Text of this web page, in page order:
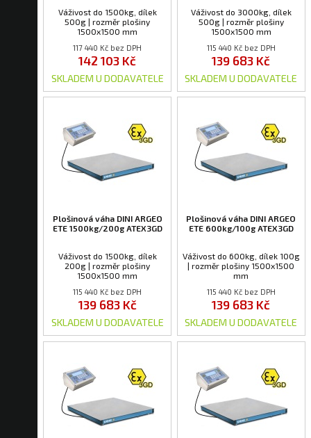
Váživost do 1500kg, dílek
500g | rozměr plošiny
1500x1500 mm
117 440 Kč bez DPH
142 103 Kč
SKLADEM U DODAVATELE
Váživost do 3000kg, dílek
500g | rozměr plošiny
1500x1500 mm
115 440 Kč bez DPH
139 683 Kč
SKLADEM U DODAVATELE
Plošinová váha DINI ARGEO
ETE 1500kg/200g ATEX3GD
Váživost do 1500kg, dílek
200g | rozměr plošiny
1500x1500 mm
115 440 Kč bez DPH
139 683 Kč
SKLADEM U DODAVATELE
Plošinová váha DINI ARGEO
ETE 600kg/100g ATEX3GD
Váživost do 600kg, dílek 100g
| rozměr plošiny 1500x1500
mm
115 440 Kč bez DPH
139 683 Kč
SKLADEM U DODAVATELE